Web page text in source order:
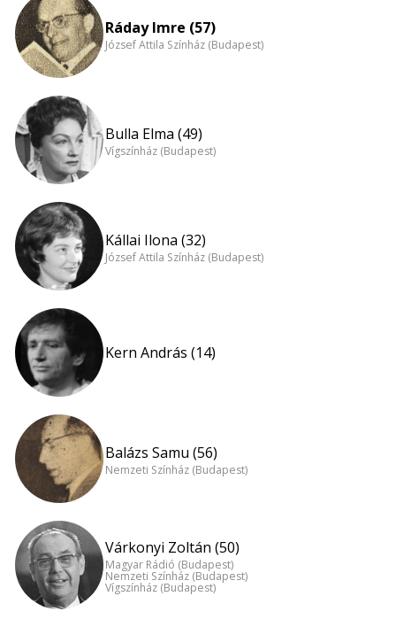
Ráday Imre (57)
József Attila Színház (Budapest)
Bulla Elma (49)
Vígszínház (Budapest)
Kállai Ilona (32)
József Attila Színház (Budapest)
Kern András (14)
Balázs Samu (56)
Nemzeti Színház (Budapest)
Várkonyi Zoltán (50)
Magyar Rádió (Budapest)
Nemzeti Színház (Budapest)
Vígszínház (Budapest)